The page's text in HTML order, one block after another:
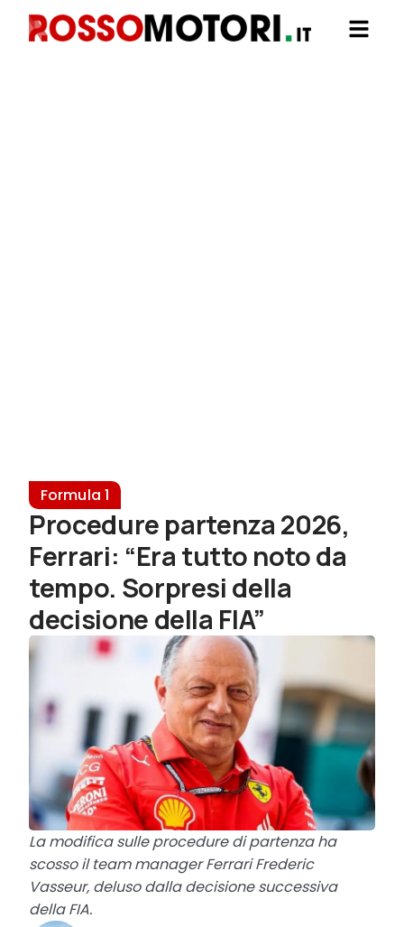
Formula 1
Procedure partenza 2026,
Ferrari: “Era tutto noto da
tempo. Sorpresi della
decisione della FIA”
La modifica sulle procedure di partenza ha
scosso il team manager Ferrari Frederic
Vasseur, deluso dalla decisione successiva
della FIA.